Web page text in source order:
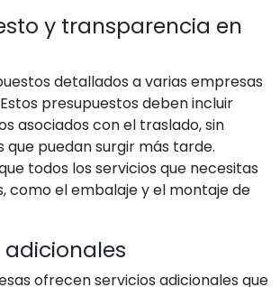
y transparencia en
detallados a varias empresas
presupuestos deben incluir
asociados con el traslado, sin
que puedan surgir más tarde.
todos los servicios que necesitas
como el embalaje y el montaje de
adicionales
ofrecen servicios adicionales que